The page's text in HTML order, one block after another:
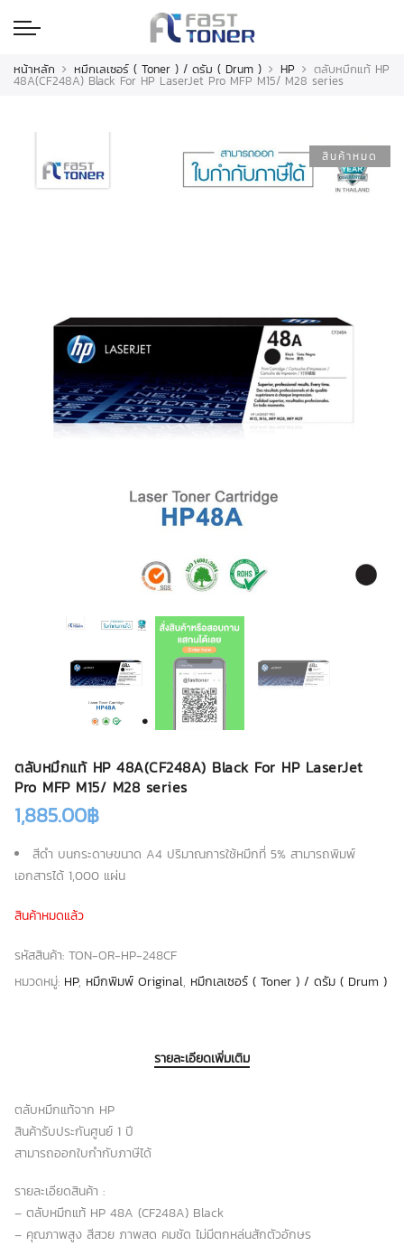
หน้าหลัก หมึกเลเซอร์ ( Toner ) / ดรัม ( Drum ) HP ตลับหมึกแท้ HP
48A(CF248A) Black For HP LaserJet Pro MFP M15/ M28 series
สินค้าหมด
ตลับหมึกแท้ HP 48A(CF248A) Black For HP LaserJet
Pro MFP M15/ M28 series
1,885.00฿
สีดำ บนกระดาษขนาด A4 ปริมาณการใช้หมึกที่ 5% สามารถพิมพ์
เอกสารได้ 1,000 แผ่น
สินค้าหมดแล้ว
รหัสสินค้า: TON-OR-HP-248CF
หมวดหมู่: HP, หมึกพิมพ์ Original, หมึกเลเซอร์ ( Toner ) / ดรัม ( Drum )
รายละเอียดเพิ่มเติม
ตลับหมึกแท้จาก HP
สินค้ารับประกันศูนย์ 1 ปี
สามารถออกใบกำกับภาษีได้
รายละเอียดสินค้า :
– ตลับหมึกแท้ HP 48A (CF248A) Black
– คุณภาพสูง สีสวย ภาพสด คมชัด ไม่มีตกหล่นสักตัวอักษร